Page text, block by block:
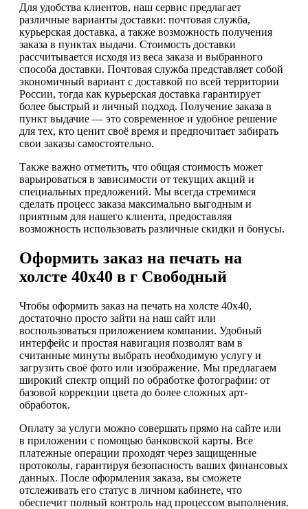
Для удобства клиентов, наш сервис предлагает
различные варианты доставки: почтовая служба,
курьерская доставка, а также возможность получения
заказа в пунктах выдачи. Стоимость доставки
рассчитывается исходя из веса заказа и выбранного
способа доставки. Почтовая служба представляет собой
экономичный вариант с доставкой по всей территории
России, тогда как курьерская доставка гарантирует
более быстрый и личный подход. Получение заказа в
пункт выдачие — это современное и удобное решение
для тех, кто ценит своё время и предпочитает забирать
свои заказы самостоятельно.
Также важно отметить, что общая стоимость может
варьироваться в зависимости от текущих акций и
специальных предложений. Мы всегда стремимся
сделать процесс заказа максимально выгодным и
приятным для нашего клиента, предоставляя
возможность использовать различные скидки и бонусы.
Оформить заказ на печать на
холсте 40х40 в г Свободный
Чтобы оформить заказ на печать на холсте 40х40,
достаточно просто зайти на наш сайт или
воспользоваться приложением компании. Удобный
интерфейс и простая навигация позволят вам в
считанные минуты выбрать необходимую услугу и
загрузить своё фото или изображение. Мы предлагаем
широкий спектр опций по обработке фотографии: от
базовой коррекции цвета до более сложных арт-
обработок.
Оплату за услуги можно совершать прямо на сайте или
в приложении с помощью банковской карты. Все
платежные операции проходят через защищенные
протоколы, гарантируя безопасность ваших финансовых
данных. После оформления заказа, вы сможете
отслеживать его статус в личном кабинете, что
обеспечит полный контроль над процессом выполнения.